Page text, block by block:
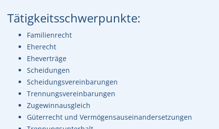
Tätigkeitsschwerpunkte:
Familienrecht
Eherecht
Eheverträge
Scheidungen
Scheidungsvereinbarungen
Trennungsvereinbarungen
Zugewinnausgleich
Güterrecht und Vermögensauseinandersetzungen